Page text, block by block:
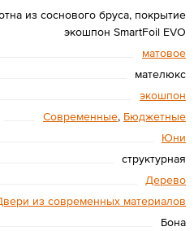
из соснового бруса, покрытие
экошпон SmartFoil EVO
матовое
мателюкс
экошпон
Современные, Бюджетные
Юни
структурная
Дерево
из современных материалов
Бона